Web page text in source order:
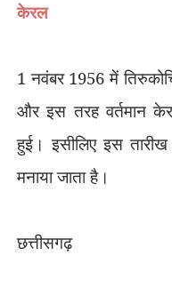
केरल
1 नवंबर 1956 में
और इस तरह वर्तमान
हुई। इसीलिए इस
मनाया जाता है।
छत्तीसगढ़